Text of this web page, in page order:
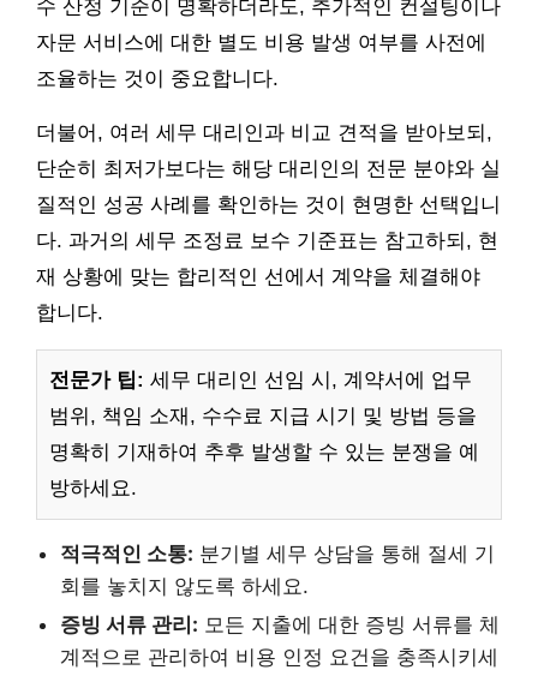
수 산정 기준이 명확하더라도, 추가적인 컨설팅이나
자문 서비스에 대한 별도 비용 발생 여부를 사전에
조율하는 것이 중요합니다.
더불어, 여러 세무 대리인과 비교 견적을 받아보되,
단순히 최저가보다는 해당 대리인의 전문 분야와 실
질적인 성공 사례를 확인하는 것이 현명한 선택입니
다. 과거의 세무 조정료 보수 기준표는 참고하되, 현
재 상황에 맞는 합리적인 선에서 계약을 체결해야
합니다.
전문가 팁: 세무 대리인 선임 시, 계약서에 업무
범위, 책임 소재, 수수료 지급 시기 및 방법 등을
명확히 기재하여 추후 발생할 수 있는 분쟁을 예
방하세요.
적극적인 소통: 분기별 세무 상담을 통해 절세 기
회를 놓치지 않도록 하세요.
증빙 서류 관리: 모든 지출에 대한 증빙 서류를 체
계적으로 관리하여 비용 인정 요건을 충족시키세